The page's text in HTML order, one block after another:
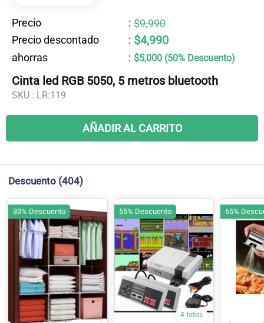
Precio : $9,990
Precio descontado
: $4,990
ahorras : $5,000 (50% Descuento)
Cinta led RGB 5050, 5 metros bluetooth
SKU : LR:119
AÑADIR AL CARRITO
Descuento (404)
33% Descuento
4 fotos
55% Descuento 65%